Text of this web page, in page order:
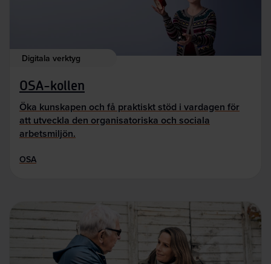
Digitala verktyg
OSA-kollen
Öka kunskapen och få praktiskt stöd i vardagen för
att utveckla den organisatoriska och sociala
arbetsmiljön.
OSA